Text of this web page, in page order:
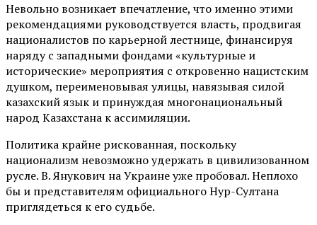
Невольно возникает впечатление, что именно этими
рекомендациями руководствуется власть, продвигая
националистов по карьерной лестнице, финансируя
наряду с западными фондами «культурные и
исторические» мероприятия с откровенно нацистским
душком, переименовывая улицы, навязывая силой
казахский язык и принуждая многонациональный
народ Казахстана к ассимиляции.
Политика крайне рискованная, поскольку
национализм невозможно удержать в цивилизованном
русле. В. Янукович на Украине уже пробовал. Неплохо
бы и представителям официального Нур-Султана
приглядеться к его судьбе.